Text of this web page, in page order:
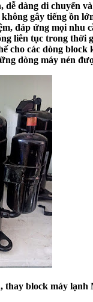
dễ dàng di chuyển
gây tiếng ồn
đáp ứng mọi nhu
liên tục trong thời
cho các dòng block
dòng máy nén
thay block máy